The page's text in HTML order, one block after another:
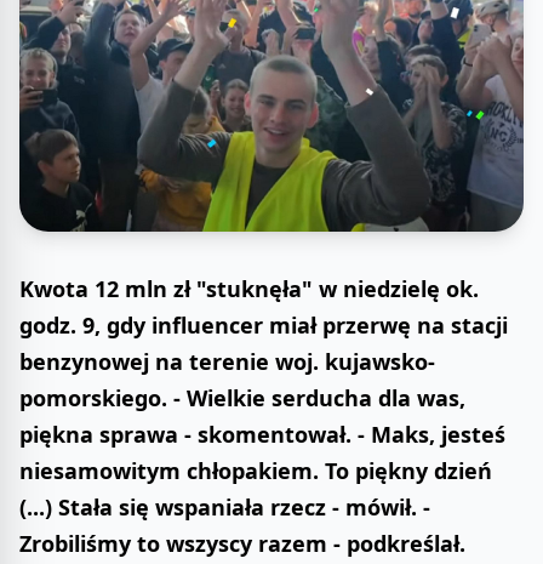
Kwota 12 mln zł "stuknęła" w niedzielę ok.
godz. 9, gdy influencer miał przerwę na stacji
benzynowej na terenie woj. kujawsko-
pomorskiego. - Wielkie serducha dla was,
piękna sprawa - skomentował. - Maks, jesteś
niesamowitym chłopakiem. To piękny dzień
(...) Stała się wspaniała rzecz - mówił. -
Zrobiliśmy to wszyscy razem - podkreślał.